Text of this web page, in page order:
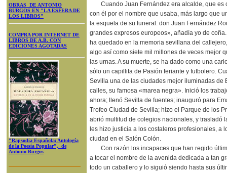
OBRAS DE ANTONIO
BURGOS EN "LA ESFERA DE
LOS LIBROS"
COMPRA POR INTERNET DE
LIBROS DE A.B. CON
EDICIONES AGOTADAS
"Rapsodia Española: Antología
de la Poesía Popular", de
Antonio Burgos
Cuando Juan Fernández era alcalde, que es
con él por el nombre que usaba, más largo que
la esquela de su funeral: don Juan Fernández
grandes expresos europeos», añadía yo de
ha quedado en la memoria sevillana del
algo así como siete mil millones de veces mejor
las urnas. A su muerte, se ha dado como una
sólo un capillita de Pasión feriante y futbolero.
Sevilla una de las ciudades mejor iluminadas de
calles, su famosa «marea negra». Inició los
ahora; llenó Sevilla de fuentes; inauguró para
Trofeo Ciudad de Sevilla; hizo el Parque de los
abrió multitud de colegios nacionales, y trasladó
les hizo justicia a los costaleros profesionales, a
ciudad en el Salón Colón.
Con razón los incapaces que han regido
a tocar el nombre de la avenida dedicada a tan
todo un caballero y lo siguió siendo hasta sus